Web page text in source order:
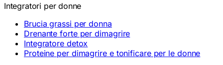
Integratori per donne
Brucia grassi per donna
Drenante forte per dimagrire
Integratore detox
Proteine per dimagrire e tonificare per le donne